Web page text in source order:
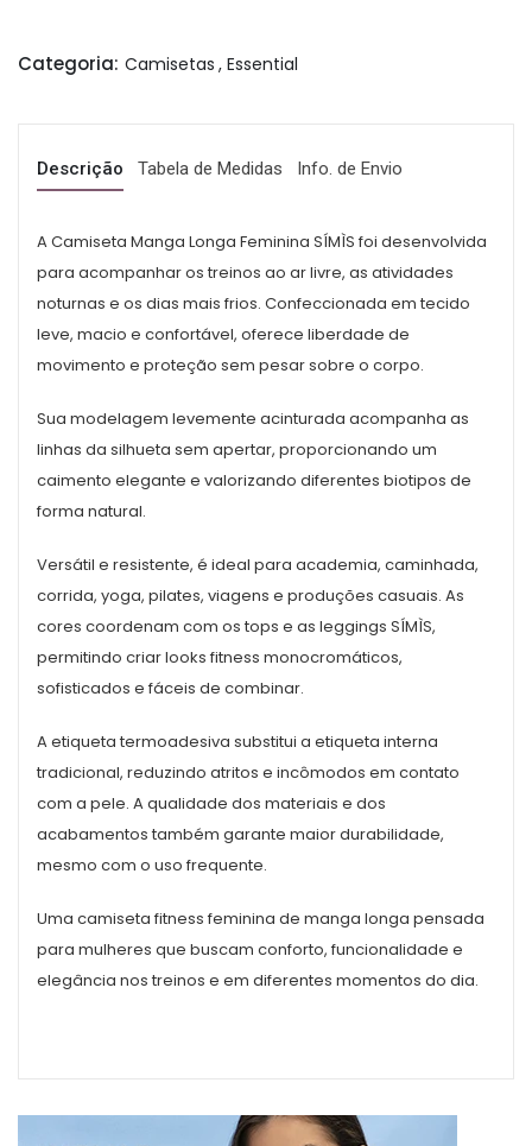
Categoria: Camisetas , Essential
Descrição Tabela de Medidas Info. de Envio
A Camiseta Manga Longa Feminina SÍMÌS foi desenvolvida
para acompanhar os treinos ao ar livre, as atividades
noturnas e os dias mais frios. Confeccionada em tecido
leve, macio e confortável, oferece liberdade de
movimento e proteção sem pesar sobre o corpo.
Sua modelagem levemente acinturada acompanha as
linhas da silhueta sem apertar, proporcionando um
caimento elegante e valorizando diferentes biotipos de
forma natural.
Versátil e resistente, é ideal para academia, caminhada,
corrida, yoga, pilates, viagens e produções casuais. As
cores coordenam com os tops e as leggings SÍMÌS,
permitindo criar looks fitness monocromáticos,
sofisticados e fáceis de combinar.
A etiqueta termoadesiva substitui a etiqueta interna
tradicional, reduzindo atritos e incômodos em contato
com a pele. A qualidade dos materiais e dos
acabamentos também garante maior durabilidade,
mesmo com o uso frequente.
Uma camiseta fitness feminina de manga longa pensada
para mulheres que buscam conforto, funcionalidade e
elegância nos treinos e em diferentes momentos do dia.